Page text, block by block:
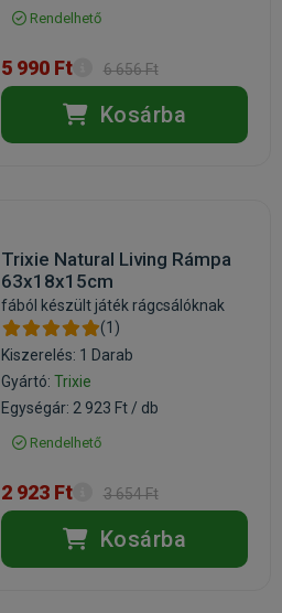
Rendelhető
5 990 Ft 6 656 Ft
Kosárba
Trixie Natural Living Rámpa
63x18x15cm
fából készült játék rágcsálóknak
(1)
Kiszerelés: 1 Darab
Gyártó: Trixie
Egységár: 2 923 Ft / db
Rendelhető
2 923 Ft 3 654 Ft
Kosárba